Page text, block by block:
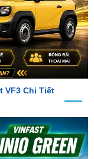
VF3 Chi Tiết